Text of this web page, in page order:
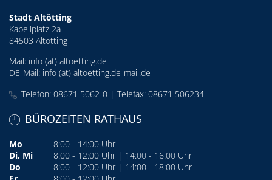
Stadt Altötting
Kapellplatz 2a
84503 Altötting
Mail: info (at) altoetting.de
DE-Mail: info (at) altoetting.de-mail.de
Telefon: 08671 5062-0 | Telefax: 08671 506234
BÜROZEITEN RATHAUS
Mo
8:00 - 14:00 Uhr
Di, Mi
8:00 - 12:00 Uhr | 14:00 - 16:00 Uhr
Do
8:00 - 12:00 Uhr | 14:00 - 18:00 Uhr